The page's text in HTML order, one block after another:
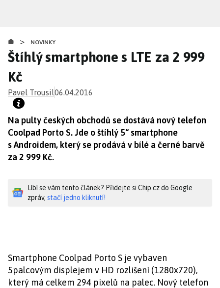
obsahu
> NOVINKY
Štíhlý smartphone s LTE za 2 999
Kč
Pavel Trousil06.04.2016
Na pulty českých obchodů se dostává nový telefon
Coolpad Porto S. Jde o štíhlý 5“ smartphone
s Androidem, který se prodává v bílé a černé barvě
za 2 999 Kč.
Líbí se vám tento článek? Přidejte si Chip.cz do Google
zpráv, stačí jedno kliknutí!
Smartphone Coolpad Porto S je vybaven
5palcovým displejem v HD rozlišení (1280x720),
který má celkem 294 pixelů na palec. Nový telefon